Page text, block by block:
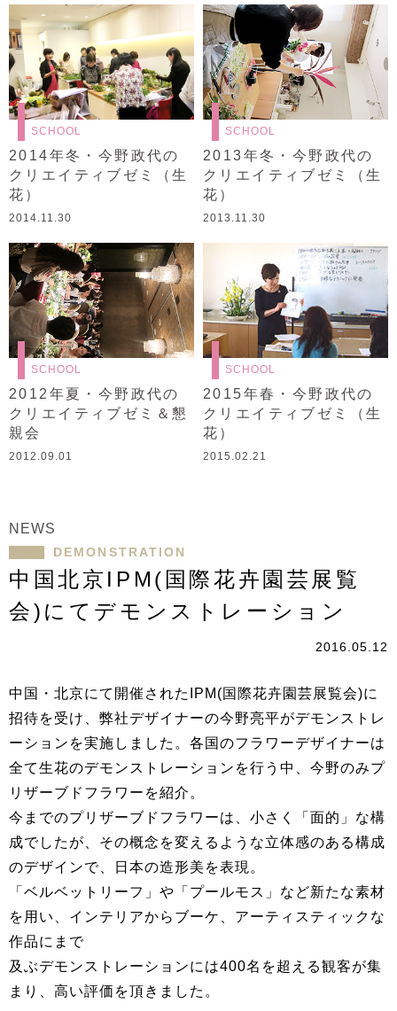
SCHOOL
2014年冬・今野政代の
クリエイティブゼミ（生
花）
2014.11.30
SCHOOL
2013年冬・今野政代の
クリエイティブゼミ（生
花）
2013.11.30
SCHOOL
2012年夏・今野政代の
クリエイティブゼミ＆懇
親会
2012.09.01
SCHOOL
2015年春・今野政代の
クリエイティブゼミ（生
花）
2015.02.21
NEWS
DEMONSTRATION
中国北京IPM(国際花卉園芸展覧
会)にてデモンストレーション
2016.05.12
中国・北京にて開催されたIPM(国際花卉園芸展覧会)に
招待を受け、弊社デザイナーの今野亮平がデモンストレ
ーションを実施しました。各国のフラワーデザイナーは
全て生花のデモンストレーションを行う中、今野のみプ
リザーブドフラワーを紹介。
今までのプリザーブドフラワーは、小さく「面的」な構
成でしたが、その概念を変えるような立体感のある構成
のデザインで、日本の造形美を表現。
「ベルベットリーフ」や「プールモス」など新たな素材
を用い、インテリアからブーケ、アーティスティックな
作品にまで
及ぶデモンストレーションには400名を超える観客が集
まり、高い評価を頂きました。